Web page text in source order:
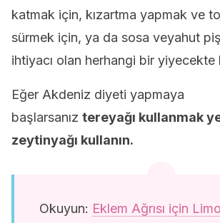
katmak için, kızartma yapmak ve
sürmek için, ya da sosa veyahut
ihtiyacı olan herhangi bir yiyecekte
Eğer Akdeniz diyeti yapmaya
başlarsanız tereyağı kullanmak
zeytinyağı kullanın.
Okuyun: Eklem Ağrısı için